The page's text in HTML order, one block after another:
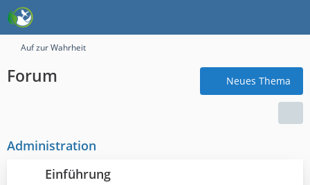
Auf zur Wahrheit
Forum Neues Thema
Administration
Einführung